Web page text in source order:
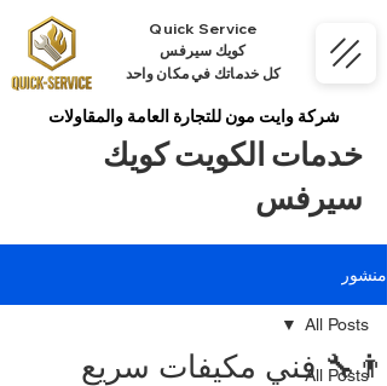
Quick Service
كويك سيرفس
كل خدماتك في مكان واحد
شركة وايت مون للتجارة العامة والمقاولات
خدمات الكويت كويك
سيرفس
منشور
All Posts
All Posts
👨‍🔧 فني مكيفات سريع